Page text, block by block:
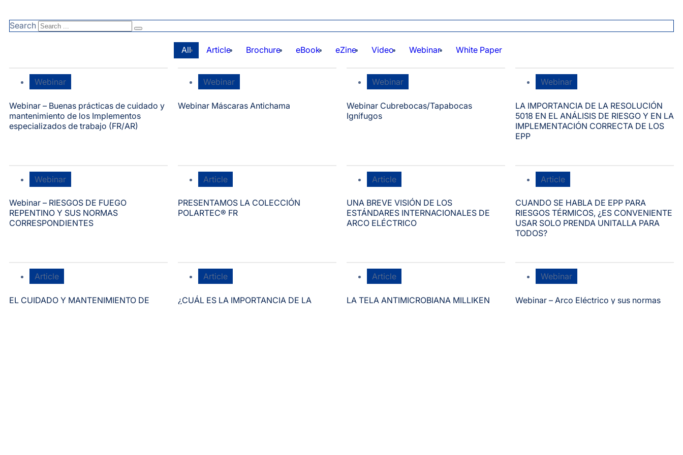
Search
All Article Brochure eBook eZine Video Webinar White Paper
Webinar
Webinar – Buenas prácticas de cuidado y
mantenimiento de los Implementos
especializados de trabajo (FR/AR)
Webinar
Webinar Máscaras Antichama
Webinar
Webinar Cubrebocas/Tapabocas
Ignífugos
Webinar
LA IMPORTANCIA DE LA RESOLUCIÓN
5018 EN EL ANÁLISIS DE RIESGO Y EN LA
IMPLEMENTACIÓN CORRECTA DE LOS
EPP
Webinar
Webinar – RIESGOS DE FUEGO
REPENTINO Y SUS NORMAS
CORRESPONDIENTES
Article
PRESENTAMOS LA COLECCIÓN
POLARTEC® FR
Article
UNA BREVE VISIÓN DE LOS
ESTÁNDARES INTERNACIONALES DE
ARCO ELÉCTRICO
Article
CUANDO SE HABLA DE EPP PARA
RIESGOS TÉRMICOS, ¿ES CONVENIENTE
USAR SOLO PRENDA UNITALLA PARA
TODOS?
Article
EL CUIDADO Y MANTENIMIENTO DE
Article
¿CUÁL ES LA IMPORTANCIA DE LA
Article
LA TELA ANTIMICROBIANA MILLIKEN
Webinar
​Webinar – Arco Eléctrico y sus normas